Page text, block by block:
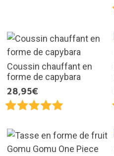
Coussin chauffant en
forme de capybara
28,95€